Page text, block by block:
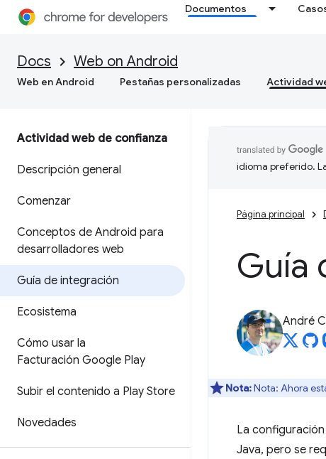
Documentos
Docs Web on Android
Web en Android Pestañas personalizadas Actividad
Actividad web de confianza
Descripción general
Comenzar
Conceptos de Android para
desarrolladores web
Guía de integración
Ecosistema
Cómo usar la
Facturación Google Play
Subir el contenido a Play Store
Novedades
idioma preferido.
Página principal
Guía
André
Nota:Nota: Ahora
La
Java, pero se